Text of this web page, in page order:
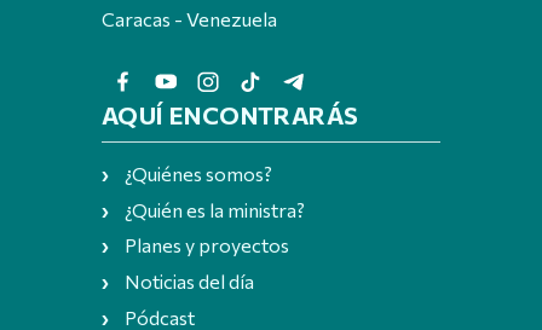
Caracas - Venezuela
AQUÍ ENCONTRARÁS
¿Quiénes somos?
¿Quién es la ministra?
Planes y proyectos
Noticias del día
Pódcast